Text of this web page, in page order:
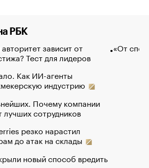
РБК
зависит от
Тест для лидеров
Как ИИ-агенты
индустрию
Почему компании
лучших сотрудников
резко нарастил
до атак на склады
новый способ вредить
«От